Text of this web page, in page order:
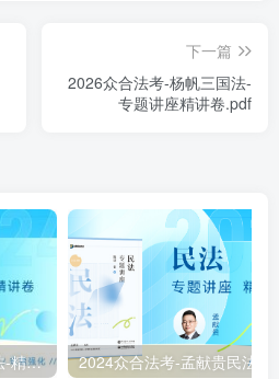
下一篇
2026众合法考-杨帆三国法-
专题讲座精讲卷.pdf
2024众合法考-柏浪涛刑法-精讲卷pdf电子版（附视频1-76全）